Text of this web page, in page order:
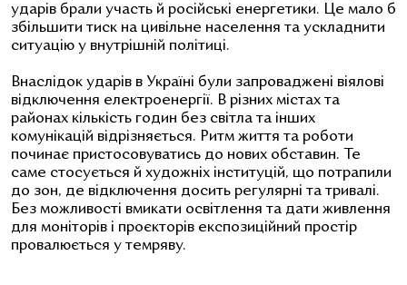
ударів брали участь й російські енергетики. Це мало б
збільшити тиск на цивільне населення та ускладнити
ситуацію у внутрішній політиці.
Внаслідок ударів в Україні були запроваджені віялові
відключення електроенергії. В різних містах та
районах кількість годин без світла та інших
комунікацій відрізняється. Ритм життя та роботи
починає пристосовуватись до нових обставин. Те
саме стосується й художніх інституцій, що потрапили
до зон, де відключення досить регулярні та тривалі.
Без можливості вмикати освітлення та дати живлення
для моніторів і проєкторів експозиційний простір
провалюється у темряву.